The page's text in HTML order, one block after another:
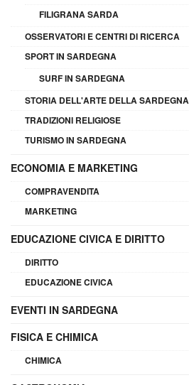
FILIGRANA SARDA
OSSERVATORI E CENTRI DI RICERCA
SPORT IN SARDEGNA
SURF IN SARDEGNA
STORIA DELL'ARTE DELLA SARDEGNA
TRADIZIONI RELIGIOSE
TURISMO IN SARDEGNA
ECONOMIA E MARKETING
COMPRAVENDITA
MARKETING
EDUCAZIONE CIVICA E DIRITTO
DIRITTO
EDUCAZIONE CIVICA
EVENTI IN SARDEGNA
FISICA E CHIMICA
CHIMICA